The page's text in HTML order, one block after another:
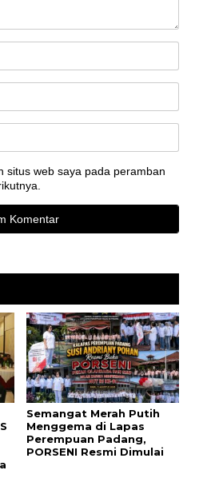
situs web saya pada peramban
Semangat Merah Putih
Menggema di Lapas
Perempuan Padang,
PORSENI Resmi Dimulai